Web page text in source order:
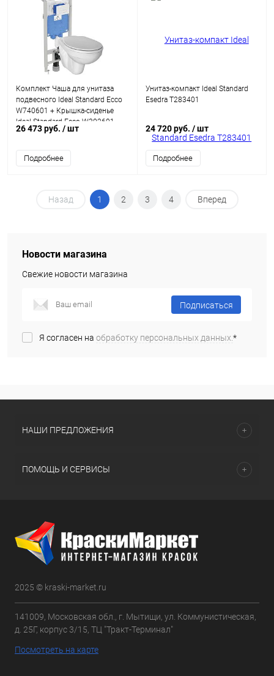
Комплект Чаша для унитаза
подвесного Ideal Standard Ecco
W740601 + Крышка-сиденье
Ideal Standard Ecco W302601
петли хром + Система
26 473 руб. / шт
Подробнее
Унитаз-компакт Ideal Standard
Esedra T283401
24 720 руб. / шт
Подробнее
Назад 1 2 3 4 Вперед
Новости магазина
Свежие новости магазина
Подписаться
Я согласен на обработку персональных данных.*
НАШИ ПРЕДЛОЖЕНИЯ
ПОМОЩЬ И СЕРВИСЫ
2025 © kraski-market.ru
141009, Московская обл., г. Мытищи, ул. Коммунистическая,
д. 25Г, корпус 3/15, ТЦ "Тракт-Терминал"
Посмотреть на карте